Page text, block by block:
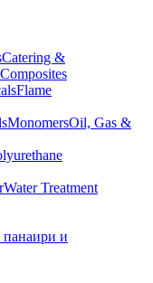
Catering &
Composites
Flame
MonomersOil, Gas &
Water Treatment
панаири и